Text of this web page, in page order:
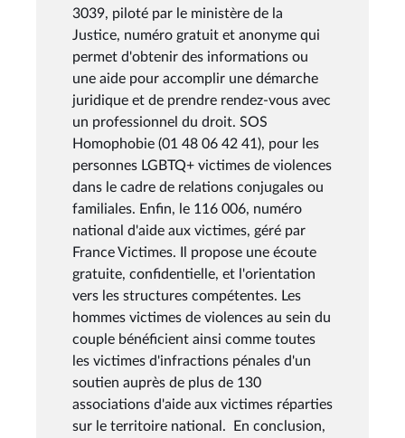
3039, piloté par le ministère de la
Justice, numéro gratuit et anonyme qui
permet d'obtenir des informations ou
une aide pour accomplir une démarche
juridique et de prendre rendez-vous avec
un professionnel du droit. SOS
Homophobie (01 48 06 42 41), pour les
personnes LGBTQ+ victimes de violences
dans le cadre de relations conjugales ou
familiales. Enfin, le 116 006, numéro
national d'aide aux victimes, géré par
France Victimes. Il propose une écoute
gratuite, confidentielle, et l'orientation
vers les structures compétentes. Les
hommes victimes de violences au sein du
couple bénéficient ainsi comme toutes
les victimes d'infractions pénales d'un
soutien auprès de plus de 130
associations d'aide aux victimes réparties
sur le territoire national. En conclusion,